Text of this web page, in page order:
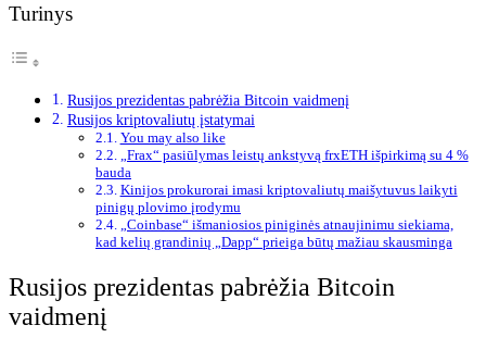
Turinys
Rusijos prezidentas pabrėžia Bitcoin vaidmenį
Rusijos kriptovaliutų įstatymai
You may also like
„Frax“ pasiūlymas leistų ankstyvą frxETH išpirkimą su 4 %
bauda
Kinijos prokurorai imasi kriptovaliutų maišytuvus laikyti
pinigų plovimo įrodymu
„Coinbase“ išmaniosios piniginės atnaujinimu siekiama,
kad kelių grandinių „Dapp“ prieiga būtų mažiau skausminga
Rusijos prezidentas pabrėžia Bitcoin
vaidmenį